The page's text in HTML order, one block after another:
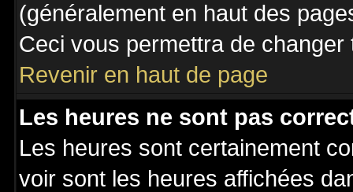
(généralement en haut des
Ceci vous permettra de
Revenir en haut de page
Les heures ne sont pas
Les heures sont certainement
voir sont les heures affichées